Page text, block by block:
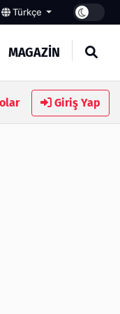
Türkçe
MAGAZİN
İçin BilinmesiGiriş Yap